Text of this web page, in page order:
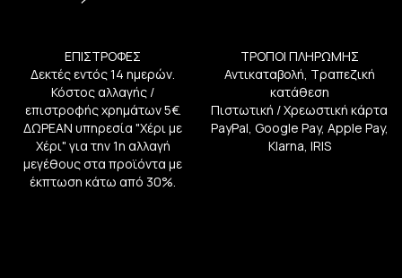
ΕΠΙΣΤΡΟΦΕΣ
Δεκτές εντός 14 ημερών.
Κόστος αλλαγής /
επιστροφής χρημάτων 5€.
ΔΩΡΕΑΝ υπηρεσία "Χέρι με
Χέρι" για την 1η αλλαγή
μεγέθους στα προϊόντα με
έκπτωση κάτω από 30%.
ΤΡΟΠΟΙ ΠΛΗΡΩΜΗΣ
Αντικαταβολή, Τραπεζική
κατάθεση
Πιστωτική / Χρεωστική κάρτα
PayPal, Google Pay, Apple Pay,
Klarna, IRIS